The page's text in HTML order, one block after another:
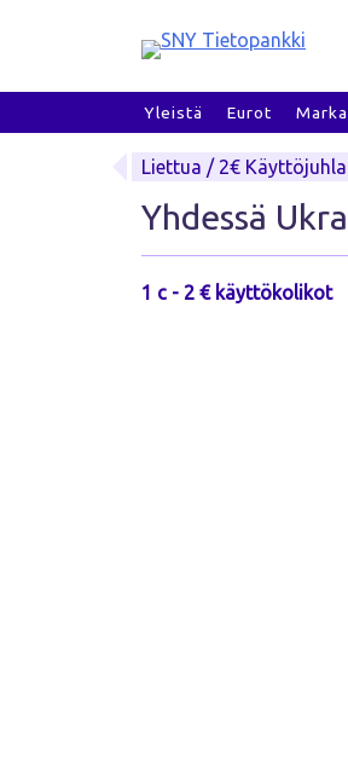
Yleistä Eurot
Liettua / 2€
Yhdessä
1 c - 2 € käyttökolikot